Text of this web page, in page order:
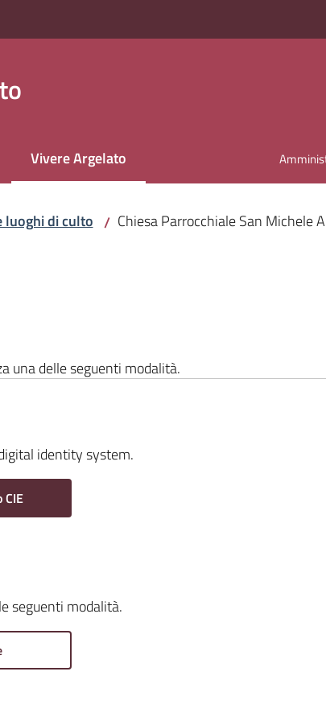
Vivere Argelato
Menu selezionato
luoghi di culto / Chiesa Parrocchiale San Michele
una delle seguenti modalità.
identity system.
CIE
seguenti modalità.